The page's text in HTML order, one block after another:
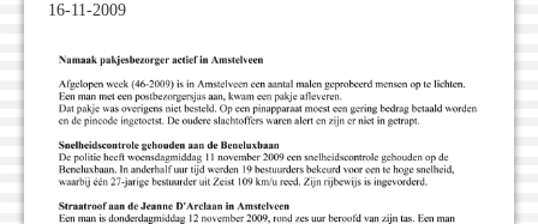
16-11-2009